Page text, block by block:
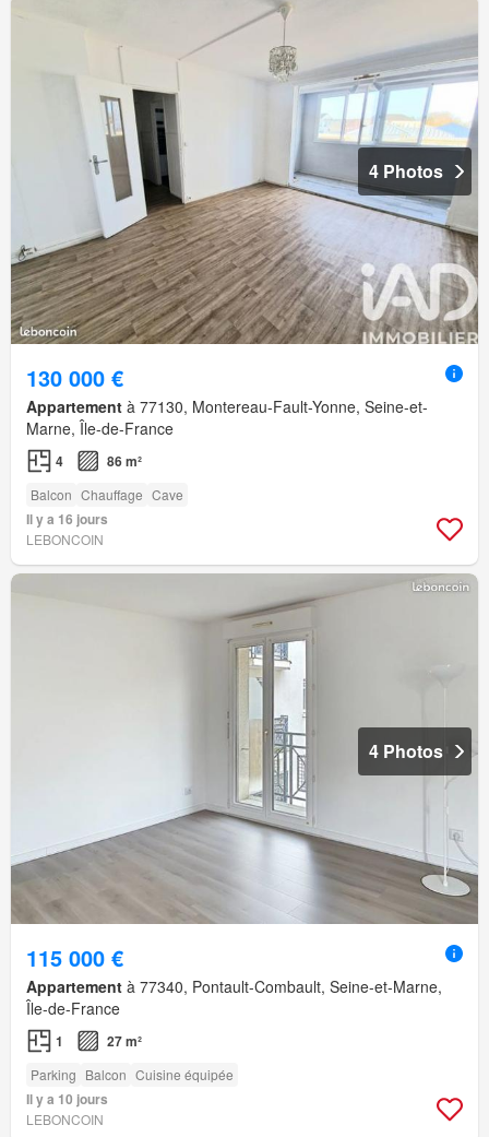
4 Photos
130 000 €
Appartement à 77130, Montereau-Fault-Yonne, Seine-et-
Marne, Île-de-France
4 86 m²
Balcon Chauffage Cave
Il y a 16 jours
LEBONCOIN
4 Photos
115 000 €
Appartement à 77340, Pontault-Combault, Seine-et-Marne,
Île-de-France
1 27 m²
Parking Balcon Cuisine équipée
Il y a 10 jours
LEBONCOIN